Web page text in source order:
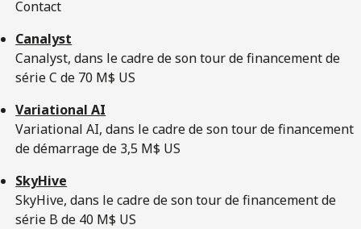
Contact
Canalyst
Canalyst, dans le cadre de son tour de financement de
série C de 70 M$ US
Variational AI
Variational AI, dans le cadre de son tour de financement
de démarrage de 3,5 M$ US
SkyHive
SkyHive, dans le cadre de son tour de financement de
série B de 40 M$ US